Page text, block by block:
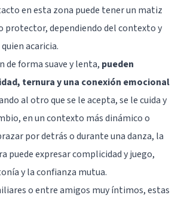
en esta zona puede tener un matiz
protector, dependiendo del contexto y
acaricia.
de forma suave y lenta, pueden
ternura y una conexión emocional
al otro que se le acepta, se le cuida y
en un contexto más dinámico o
por detrás o durante una danza, la
puede expresar complicidad y juego,
y la confianza mutua.
o entre amigos muy íntimos, estas